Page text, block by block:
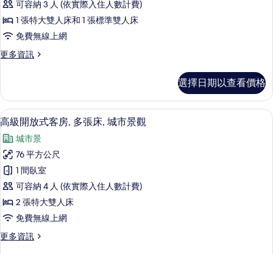
海
灣
景
觀
有
相
片
大
雙
人
床,
灣
的
詳
情
放
式
客
房,
張
床,
城
市
景
觀
的
所
有
相
可容納 3 人 (依實際入住人數計費)
1 張特大雙人床和 1 張標準雙人床
免費無線上網
更多資訊
更
開
放
式
房,
多
張
床,
城
市
景
觀
詳
選擇日期以查看價格
顯
示
高
級
開
放
式
客
房,
高級寢具、羽絨被、舒適加層、迷你吧
6
高級開放式客房, 多張床, 城市景觀
城市景
76 平方公尺
1 間臥室
可容納 4 人 (依實際入住人數計費)
2 張特大雙人床
免費無線上網
更多資訊
更